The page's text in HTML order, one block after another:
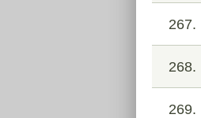
267
268
269